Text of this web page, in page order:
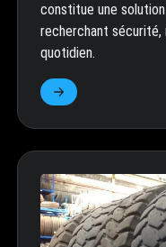
constitue une
recherchant
quotidien.